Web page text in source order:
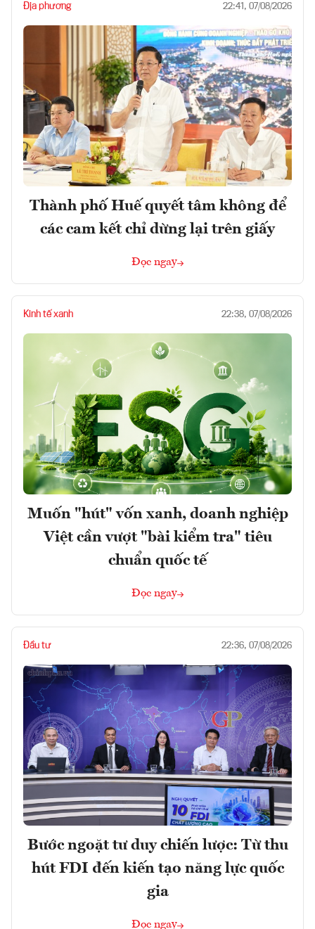
Địa phương 22:41, 07/08/2026
Thành phố Huế quyết tâm không để
các cam kết chỉ dừng lại trên giấy
Đọc ngay
Kinh tế xanh 22:38, 07/08/2026
Muốn "hút" vốn xanh, doanh nghiệp
Việt cần vượt "bài kiểm tra" tiêu
chuẩn quốc tế
Đọc ngay
Đầu tư 22:36, 07/08/2026
Bước ngoặt tư duy chiến lược: Từ thu
hút FDI đến kiến tạo năng lực quốc
gia
Đọc ngay